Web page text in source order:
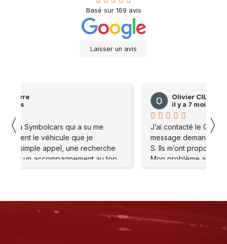
Basé sur 169 avis
Laisser un avis
〈
J’ai contacté le Garage, symbole Car suite à un
message demande d’entretien sur mon Macan
S. Ils m’ont proposé de me rendre sur place .
Mon problème a été réglé immédiatement
Merci à l’atelier Ainsi qu’à tout le staff pour leur
Olivier. C
〉